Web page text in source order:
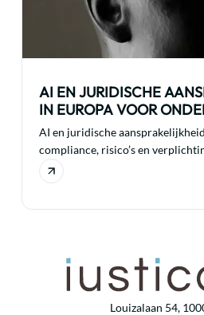
AI EN JURIDISCHE
IN EUROPA VOOR
AI en juridische
compliance, risico’s en
ondernemingen die AI gebruiken.
Louizalaan 54,